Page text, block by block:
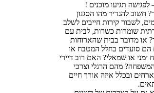
לפגישה תגיעו מוכנים !
להגדיר מהו הסגנון
לשבור קירות חייבים לשלב
שומרות כשרות, לבית עם
או מדובר בבית שהארוחות
הם סועדים בחלל המטבח או
או שמאלי? האם רוב דיירי
מהם הרגלי וצרכי
ובכלל איזה אורך חיים